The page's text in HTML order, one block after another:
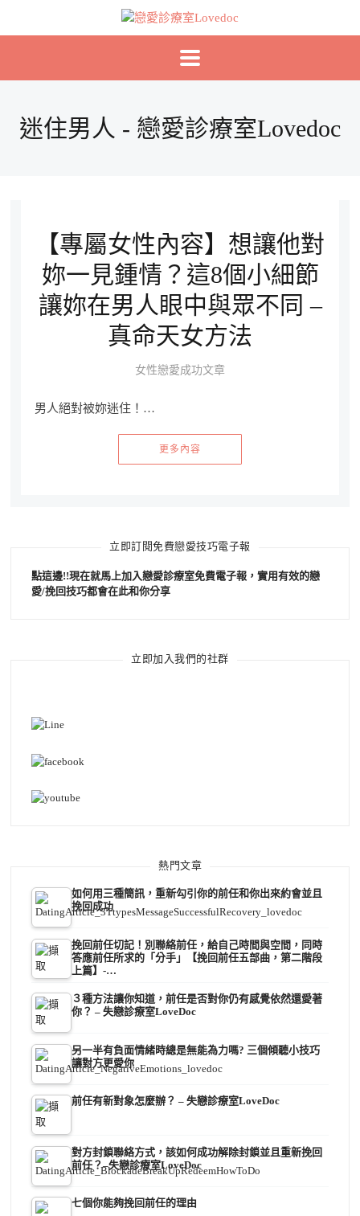
迷住男人 - 戀愛診療室Lovedoc
【專屬女性內容】想讓他對
妳一見鍾情？這8個小細節
讓妳在男人眼中與眾不同 –
真命天女方法
女性戀愛成功文章
男人絕對被妳迷住！…
更多內容
立即訂閱免費戀愛技巧電子報
點這邊!!現在就馬上加入戀愛診療室免費電子報，實用有效的戀
愛/挽回技巧都會在此和你分享
立即加入我們的社群
熱門文章
如何用三種簡訊，重新勾引你的前任和你出來約會並且
挽回成功
挽回前任切記！別聯絡前任，給自己時間與空間，同時
答應前任所求的「分手」【挽回前任五部曲，第二階段
上篇】-…
３種方法讓你知道，前任是否對你仍有感覺依然還愛著
你？ – 失戀診療室LoveDoc
另一半有負面情緒時總是無能為力嗎? 三個傾聽小技巧
讓對方更愛你
前任有新對象怎麼辦？ – 失戀診療室LoveDoc
對方封鎖聯絡方式，該如何成功解除封鎖並且重新挽回
前任？–失戀診療室LoveDoc
七個你能夠挽回前任的理由